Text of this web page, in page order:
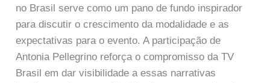
no Brasil serve como um pano de fundo inspirador
para discutir o crescimento da modalidade e as
expectativas para o evento. A participação de
Antonia Pellegrino reforça o compromisso da TV
Brasil em dar visibilidade a essas narrativas